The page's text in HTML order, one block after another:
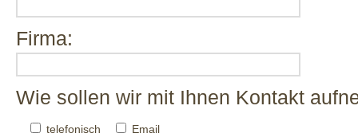
Firma:
Bitte lasse dieses Feld leer.
Wie sollen wir mit Ihnen Kontakt
telefonisch Email